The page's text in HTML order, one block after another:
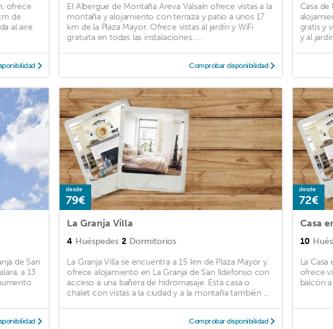
ofrece
de
al aire
El Albergue de Montaña Areva Valsaín ofrece vistas a la
montaña y alojamiento con terraza y patio a unos 17
km de la Plaza Mayor. Ofrece vistas al jardín y WiFi
gratuita en todas las instalaciones. ...
Comprobar disponibilidad
Casa
gratis y
y al
de San
a 13
desde
79€
La Granja Villa
4 Huéspedes 2 Dormitorios
La Granja Villa se encuentra a 15 km de Plaza Mayor y
ofrece alojamiento en La Granja de San Ildefonso con
acceso a una bañera de hidromasaje. Esta casa o
chalet con vistas a la ciudad y a la montaña también ...
Comprobar disponibilidad
desde
72€
10
La
ofrece
balcón